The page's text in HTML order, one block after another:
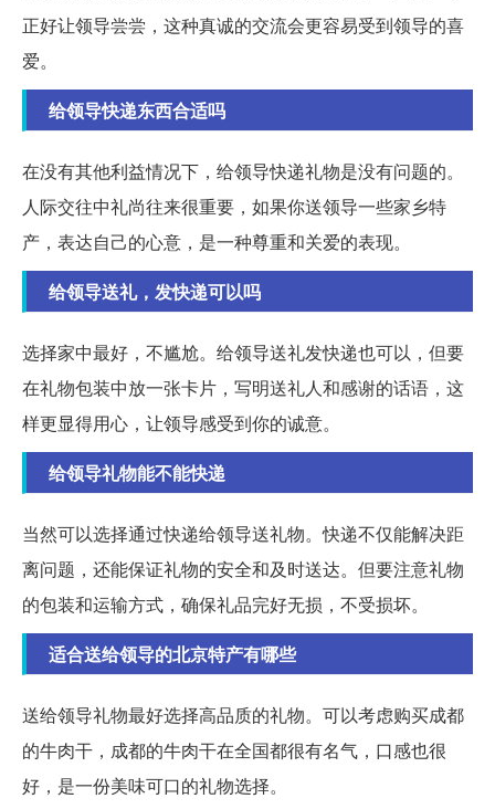
正好让领导尝尝，这种真诚的交流会更容易受到领导的喜
爱。
给领导快递东西合适吗
在没有其他利益情况下，给领导快递礼物是没有问题的。
人际交往中礼尚往来很重要，如果你送领导一些家乡特
产，表达自己的心意，是一种尊重和关爱的表现。
给领导送礼，发快递可以吗
选择家中最好，不尴尬。给领导送礼发快递也可以，但要
在礼物包装中放一张卡片，写明送礼人和感谢的话语，这
样更显得用心，让领导感受到你的诚意。
给领导礼物能不能快递
当然可以选择通过快递给领导送礼物。快递不仅能解决距
离问题，还能保证礼物的安全和及时送达。但要注意礼物
的包装和运输方式，确保礼品完好无损，不受损坏。
适合送给领导的北京特产有哪些
送给领导礼物最好选择高品质的礼物。可以考虑购买成都
的牛肉干，成都的牛肉干在全国都很有名气，口感也很
好，是一份美味可口的礼物选择。